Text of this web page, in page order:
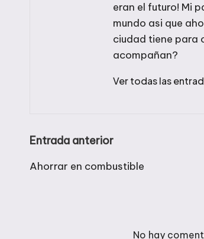
eran el futuro! Mi
mundo asi que
ciudad tiene para
acompañan?
Ver todas las
Navegación
de
Entrada anterior
Ahorrar en combustible
No hay